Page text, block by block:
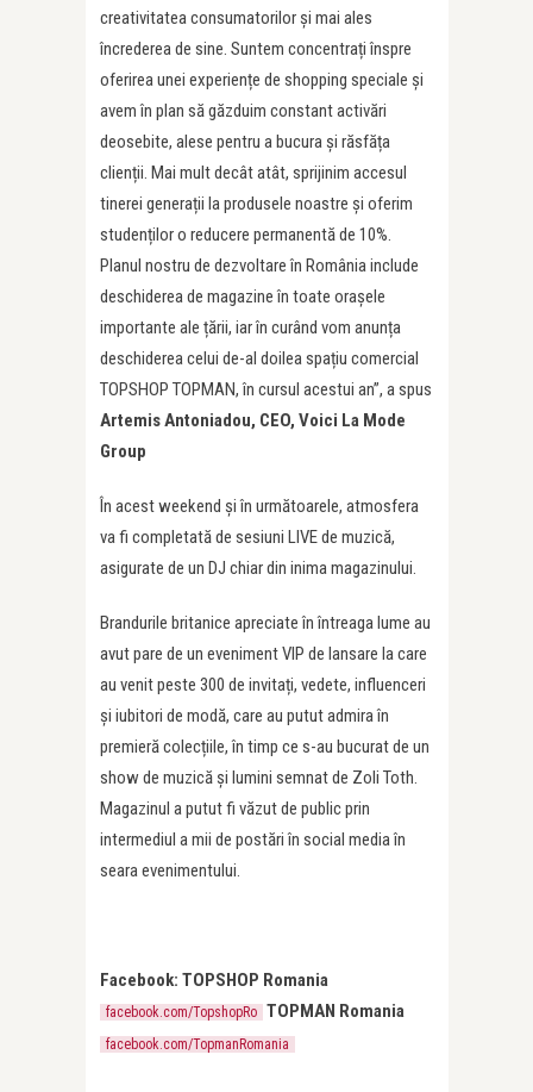
creativitatea consumatorilor și mai ales
încrederea de sine. Suntem concentrați înspre
oferirea unei experiențe de shopping speciale și
avem în plan să găzduim constant activări
deosebite, alese pentru a bucura și răsfăța
clienții. Mai mult decât atât, sprijinim accesul
tinerei generații la produsele noastre și oferim
studenților o reducere permanentă de 10%.
Planul nostru de dezvoltare în România include
deschiderea de magazine în toate orașele
importante ale țării, iar în curând vom anunța
deschiderea celui de-al doilea spațiu comercial
TOPSHOP TOPMAN, în cursul acestui an”, a spus
Artemis Antoniadou, CEO, Voici La Mode
Group
În acest weekend și în următoarele, atmosfera
va fi completată de sesiuni LIVE de muzică,
asigurate de un DJ chiar din inima magazinului.
Brandurile britanice apreciate în întreaga lume au
avut pare de un eveniment VIP de lansare la care
au venit peste 300 de invitați, vedete, influenceri
și iubitori de modă, care au putut admira în
premieră colecțiile, în timp ce s-au bucurat de un
show de muzică și lumini semnat de Zoli Toth.
Magazinul a putut fi văzut de public prin
intermediul a mii de postări în social media în
seara evenimentului.
Facebook: TOPSHOP Romania
facebook.com/TopshopRo TOPMAN Romania
facebook.com/TopmanRomania